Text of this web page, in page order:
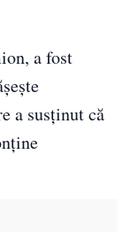
, a fost
a susținut că